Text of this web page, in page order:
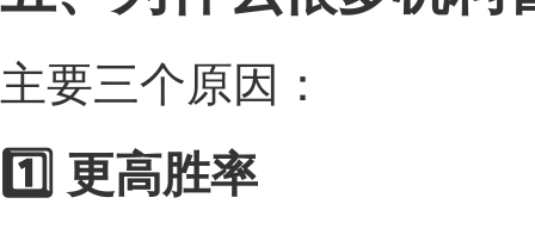
主要三个原因：
1️⃣ 更高胜率